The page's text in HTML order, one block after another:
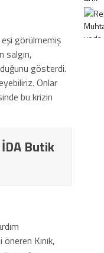
eşi görülmemiş
salgın,
gösterdi.
Onlar
bu krizin
Butik
Kınık,